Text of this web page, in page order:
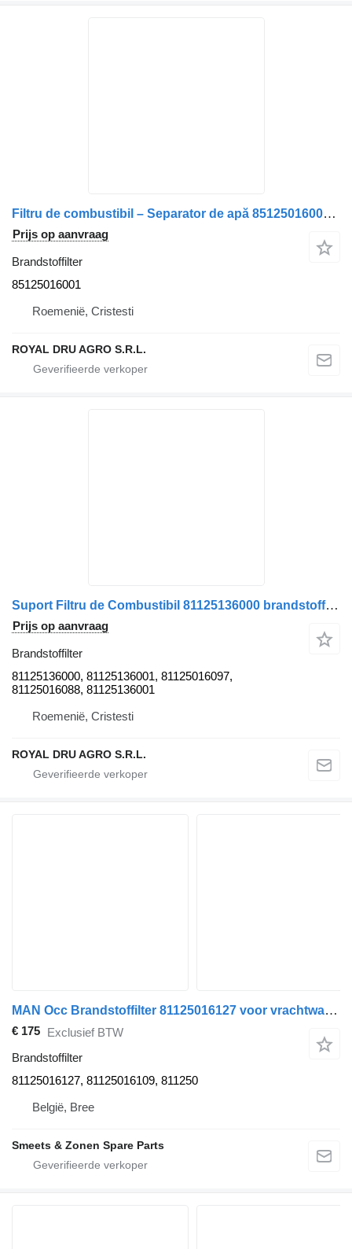
Filtru de combustibil – Separator de apă 85125016001 brandstoffilter voor MAN /8512501-6001 vrachtwagen
Prijs op aanvraag
Brandstoffilter
85125016001
Roemenië, Cristesti
ROYAL DRU AGRO S.R.L.
Suport Filtru de Combustibil 81125136000 brandstoffilter voor MAN 81125136000/81125136001/81125016097/81125016088 vrachtwagen
Prijs op aanvraag
Brandstoffilter
81125136000, 81125136001, 81125016097,
81125016088, 81125136001
Roemenië, Cristesti
ROYAL DRU AGRO S.R.L.
MAN Occ Brandstoffilter 81125016127 voor vrachtwagen
€ 175 Exclusief BTW
Brandstoffilter
81125016127, 81125016109, 811250
België, Bree
Smeets & Zonen Spare Parts